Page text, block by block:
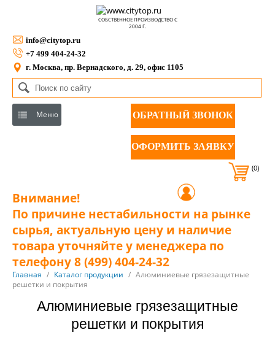
СОБСТВЕННОЕ ПРОИЗВОДСТВО С
2004 Г.
info@citytop.ru
+7 499 404-24-32
г. Москва, пр. Вернадского, д. 29, офис 1105
Меню ОБРАТНЫЙ ЗВОНОК
ОФОРМИТЬ ЗАЯВКУ
(0)
Внимание!
По причине нестабильности на рынке
сырья, актуальную цену и наличие
товара уточняйте у менеджера по
телефону 8 (499) 404-24-32
Главная / Каталог продукции / Алюминиевые грязезащитные
решетки и покрытия
Алюминиевые грязезащитные
решетки и покрытия